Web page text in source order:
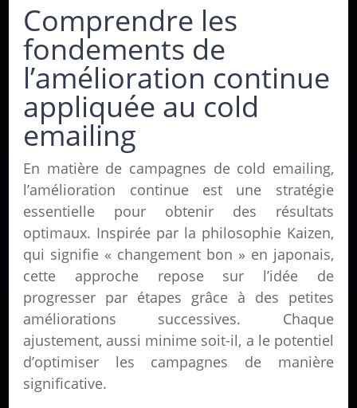
Comprendre les
fondements de
l’amélioration continue
appliquée au cold
emailing
En matière de campagnes de cold emailing,
l’amélioration continue est une stratégie
essentielle pour obtenir des résultats
optimaux. Inspirée par la philosophie Kaizen,
qui signifie « changement bon » en japonais,
cette approche repose sur l’idée de
progresser par étapes grâce à des petites
améliorations successives. Chaque
ajustement, aussi minime soit-il, a le potentiel
d’optimiser les campagnes de manière
significative.